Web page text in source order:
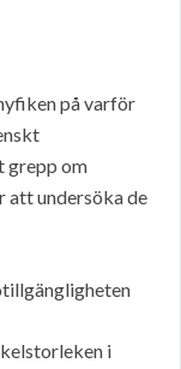
på varför
grepp om
att undersöka de
i